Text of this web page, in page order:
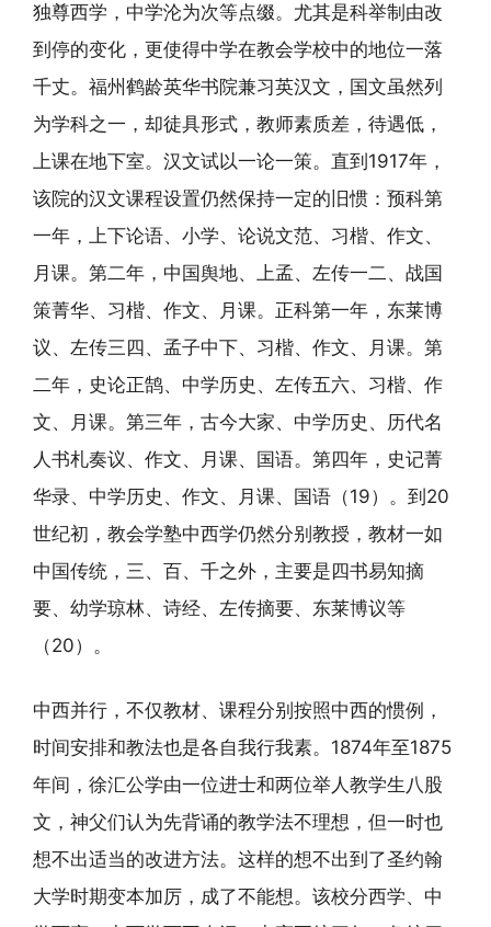
独尊西学，中学沦为次等点缀。尤其是科举制由改
到停的变化，更使得中学在教会学校中的地位一落
千丈。福州鹤龄英华书院兼习英汉文，国文虽然列
为学科之一，却徒具形式，教师素质差，待遇低，
上课在地下室。汉文试以一论一策。直到1917年，
该院的汉文课程设置仍然保持一定的旧惯：预科第
一年，上下论语、小学、论说文范、习楷、作文、
月课。第二年，中国舆地、上孟、左传一二、战国
策菁华、习楷、作文、月课。正科第一年，东莱博
议、左传三四、孟子中下、习楷、作文、月课。第
二年，史论正鹄、中学历史、左传五六、习楷、作
文、月课。第三年，古今大家、中学历史、历代名
人书札奏议、作文、月课、国语。第四年，史记菁
华录、中学历史、作文、月课、国语（19）。到20
世纪初，教会学塾中西学仍然分别教授，教材一如
中国传统，三、百、千之外，主要是四书易知摘
要、幼学琼林、诗经、左传摘要、东莱博议等
（20）。
中西并行，不仅教材、课程分别按照中西的惯例，
时间安排和教法也是各自我行我素。1874年至1875
年间，徐汇公学由一位进士和两位举人教学生八股
文，神父们认为先背诵的教学法不理想，但一时也
想不出适当的改进方法。这样的想不出到了圣约翰
大学时期变本加厉，成了不能想。该校分西学、中